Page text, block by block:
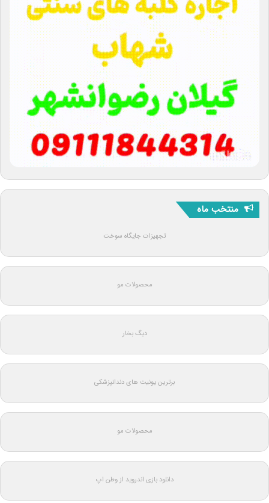
منتخب ماه
تجهیزات جایگاه سوخت
محصولات مو
دیگ بخار
برترین یونیت های دندانپزشکی
محصولات مو
دانلود بازی اندروید از وطن اپ